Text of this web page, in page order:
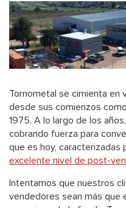
Tornometal se cimienta en
desde sus comienzos
1975. A lo largo de los
cobrando fuerza para
que es hoy, caracterizadas
excelente nivel de post-
Intentamos que nuestros
vendedores sean más que